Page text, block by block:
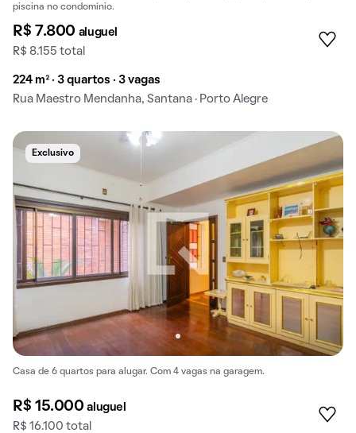
piscina no condomínio.
R$ 7.800 aluguel
R$ 8.155 total
224 m² · 3 quartos · 3 vagas
Rua Maestro Mendanha, Santana · Porto Alegre
Exclusivo
Casa de 6 quartos para alugar. Com 4 vagas na garagem.
R$ 15.000aluguel
R$ 16.100 total